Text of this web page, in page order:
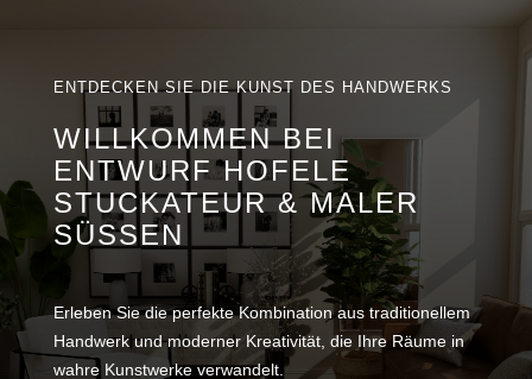
ENTDECKEN SIE DIE KUNST DES HANDWERKS
WILLKOMMEN BEI
ENTWURF HOFELE
STUCKATEUR & MALER
SÜSSEN
Erleben Sie die perfekte Kombination aus traditionellem
Handwerk und moderner Kreativität, die Ihre Räume in
wahre Kunstwerke verwandelt.